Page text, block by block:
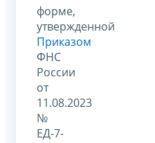
форме,
утвержденной
Приказом
ФНС
России
от
11.08.2023
№
ЕД-7-